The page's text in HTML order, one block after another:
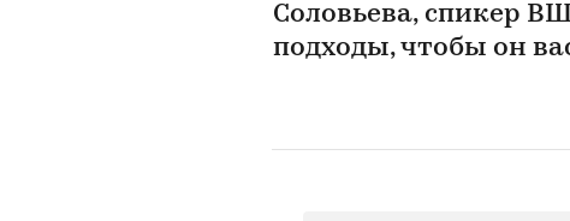
Соловьева, спикер
подходы, чтобы он